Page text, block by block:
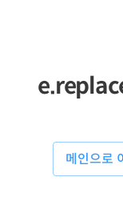
메인으로